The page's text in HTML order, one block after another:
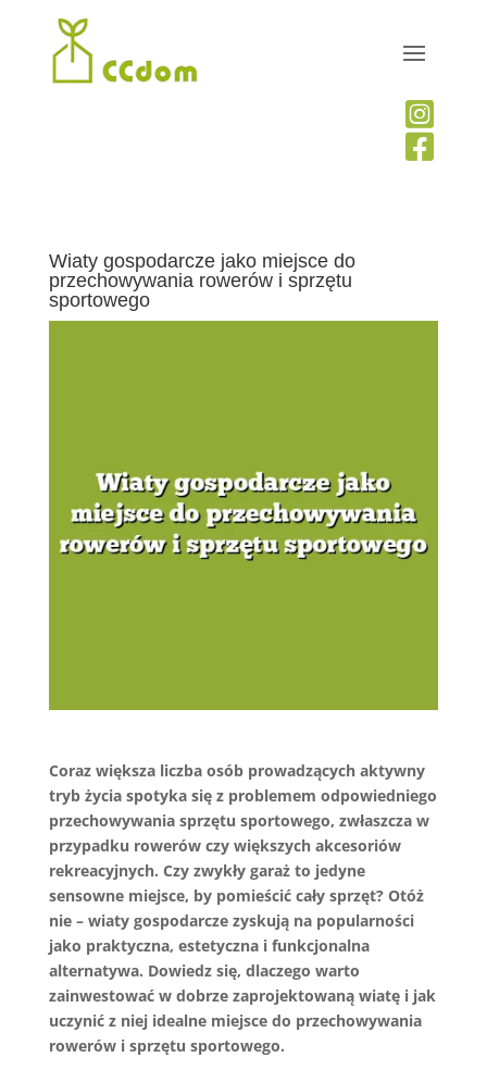


Wiaty gospodarcze jako miejsce do
przechowywania rowerów i sprzętu
sportowego
Coraz większa liczba osób prowadzących aktywny
tryb życia spotyka się z problemem odpowiedniego
przechowywania sprzętu sportowego, zwłaszcza w
przypadku rowerów czy większych akcesoriów
rekreacyjnych. Czy zwykły garaż to jedyne
sensowne miejsce, by pomieścić cały sprzęt? Otóż
nie – wiaty gospodarcze zyskują na popularności
jako praktyczna, estetyczna i funkcjonalna
alternatywa. Dowiedz się, dlaczego warto
zainwestować w dobrze zaprojektowaną wiatę i jak
uczynić z niej idealne miejsce do przechowywania
rowerów i sprzętu sportowego.